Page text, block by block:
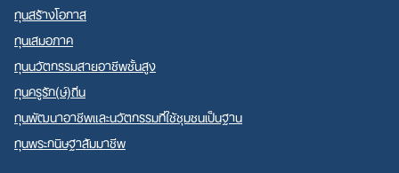
ทุนสร้างโอกาส
ทุนเสมอภาค
ทุนนวัตกรรมสายอาชีพชั้นสูง
ทุนครูรัก(ษ์)ถิ่น
ทุนพัฒนาอาชีพและนวัตกรรมที่ใช้ชุมชนเป็นฐาน
ทุนพระกนิษฐาสัมมาชีพ